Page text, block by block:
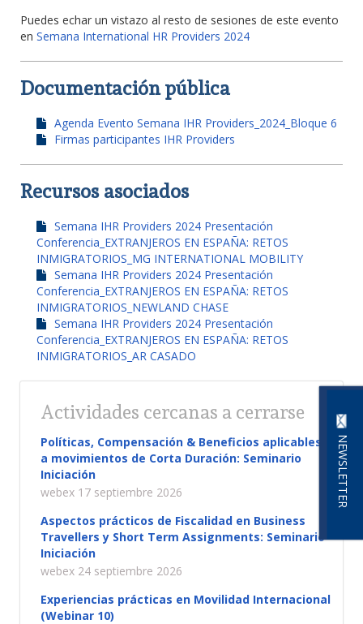
NEWSLETTER
Puedes echar un vistazo al resto de sesiones de este evento
en Semana International HR Providers 2024
Documentación pública
Agenda Evento Semana IHR Providers_2024_Bloque 6
Firmas participantes IHR Providers
Recursos asociados
Semana IHR Providers 2024 Presentación
Conferencia_EXTRANJEROS EN ESPAÑA: RETOS
INMIGRATORIOS_MG INTERNATIONAL MOBILITY
Semana IHR Providers 2024 Presentación
Conferencia_EXTRANJEROS EN ESPAÑA: RETOS
INMIGRATORIOS_NEWLAND CHASE
Semana IHR Providers 2024 Presentación
Conferencia_EXTRANJEROS EN ESPAÑA: RETOS
INMIGRATORIOS_AR CASADO
Actividades cercanas a cerrarse
Políticas, Compensación & Beneficios aplicables
a movimientos de Corta Duración: Seminario
Iniciación
webex 17 septiembre 2026
Aspectos prácticos de Fiscalidad en Business
Travellers y Short Term Assignments: Seminario
Iniciación
webex 24 septiembre 2026
Experiencias prácticas en Movilidad Internacional
(Webinar 10)